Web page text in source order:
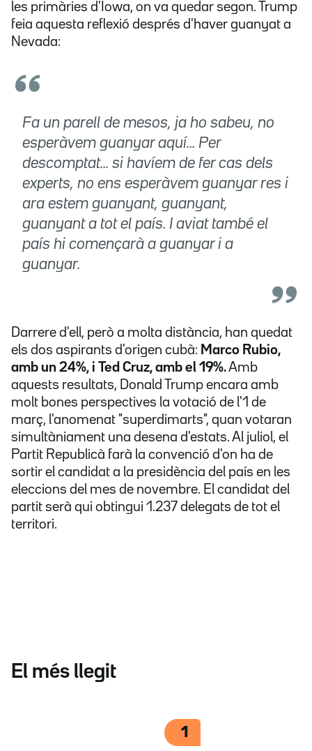
les primàries d'Iowa, on va quedar segon. Trump
feia aquesta reflexió després d'haver guanyat a
Nevada:
Fa un parell de mesos, ja ho sabeu, no
esperàvem guanyar aquí... Per
descomptat... si havíem de fer cas dels
experts, no ens esperàvem guanyar res i
ara estem guanyant, guanyant,
guanyant a tot el país. I aviat també el
país hi començarà a guanyar i a
guanyar.
Darrere d'ell, però a molta distància, han quedat
els dos aspirants d'origen cubà: Marco Rubio,
amb un 24%, i Ted Cruz, amb el 19%.Amb
aquests resultats, Donald Trump encara amb
molt bones perspectives la votació de l'1 de
març, l'anomenat "superdimarts", quan votaran
simultàniament una desena d'estats. Al juliol, el
Partit Republicà farà la convenció d'on ha de
sortir el candidat a la presidència del país en les
eleccions del mes de novembre. El candidat del
partit serà qui obtingui 1.237 delegats de tot el
territori.
El més llegit
1